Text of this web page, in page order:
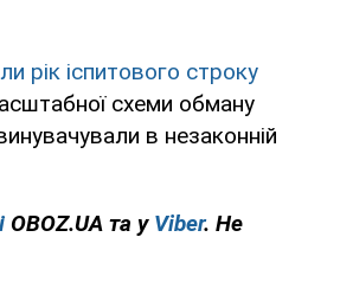
рік іспитового строку
схеми обману
в незаконній
OBOZ.UA та у Viber. Не